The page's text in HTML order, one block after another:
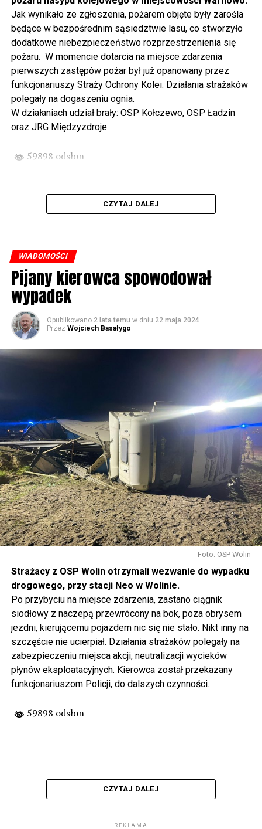
odbywając podróż w czasie za sprawą Centrum Słowian i
Wikingów lub zwiedzając miasto z przewodnikiem (start
spod biblioteki). O godzinie 19.00 w kolegiacie
wysłuchamy organowego koncertu w wykonaniu
państwa Witkowskich.
Wyjątkowym wydarzeniem będzie koncert w wykonaniu
Kawuś Music Project, podczas którego wysłuchamy
polskich przebojów w jazzowej aranżacji (godz. 20.00
przed biblioteką). Podczas koncertu zaplanowaliśmy dla
Projektów Interreg VI A – Kultura i zrównoważona
turystyka.
(Niemcy), Biblioteka Publiczna Gminy Wolin, Parafia
Rzymskokatolicka w Wolinie
59899 odsłon
Jak wynikało ze zgłoszenia, pożarem objęte były zarośla
będące w bezpośrednim sąsiedztwie lasu, co stworzyło
dodatkowe niebezpieczeństwo rozprzestrzenienia się
pożaru. W momencie dotarcia na miejsce zdarzenia
pierwszych zastępów pożar był już opanowany przez
funkcjonariuszy Straży Ochrony Kolei. Działania strażaków
polegały na dogaszeniu ognia.
W działaniach udział brały: OSP Kołczewo, OSP Ładzin
oraz JRG Międzyzdroje.
59898 odsłon
CZYTAJ DALEJ
WIADOMOŚCI
Pijany kierowca spowodował
wypadek
Opublikowano 2 lata temu w dniu 22 maja 2024
Przez Wojciech Basałygo
Foto: OSP Wolin
Strażacy z OSP Wolin otrzymali wezwanie do wypadku
drogowego, przy stacji Neo w Wolinie.
Po przybyciu na miejsce zdarzenia, zastano ciągnik
siodłowy z naczepą przewrócony na bok, poza obrysem
jezdni, kierującemu pojazdem nic się nie stało. Nikt inny na
szczęście nie ucierpiał. Działania strażaków polegały na
zabezpieczeniu miejsca akcji, neutralizacji wycieków
płynów eksploatacyjnych. Kierowca został przekazany
funkcjonariuszom Policji, do dalszych czynności.
59898 odsłon
CZYTAJ DALEJ
REKLAMA